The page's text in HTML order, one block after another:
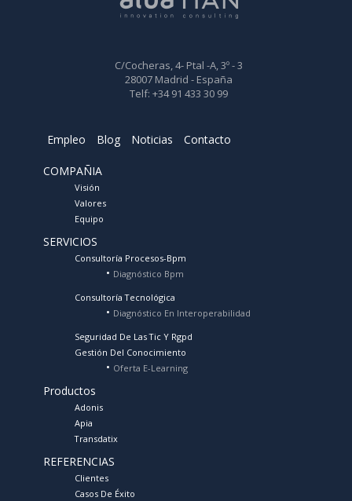
C/Cocheras, 4- Ptal -A, 3º - 3
28007 Madrid - España
Telf: +34 91 433 30 99
Empleo Blog Noticias Contacto
COMPAÑIA
Visión
Valores
Equipo
SERVICIOS
Consultoría Procesos-Bpm
Diagnóstico Bpm
Consultoría Tecnológica
Diagnóstico En Interoperabilidad
Seguridad De Las Tic Y Rgpd
Gestión Del Conocimiento
Oferta E-Learning
Productos
Adonis
Apia
Transdatix
REFERENCIAS
Clientes
Casos De Éxito